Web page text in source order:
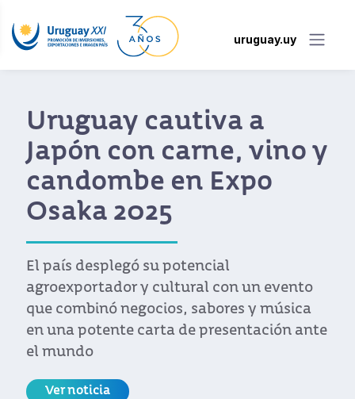
uruguay.uy
Uruguay cautiva a
Japón con carne, vino y
candombe en Expo
Osaka 2025
El país desplegó su potencial
agroexportador y cultural con un evento
que combinó negocios, sabores y música
en una potente carta de presentación ante
el mundo
Ver noticia